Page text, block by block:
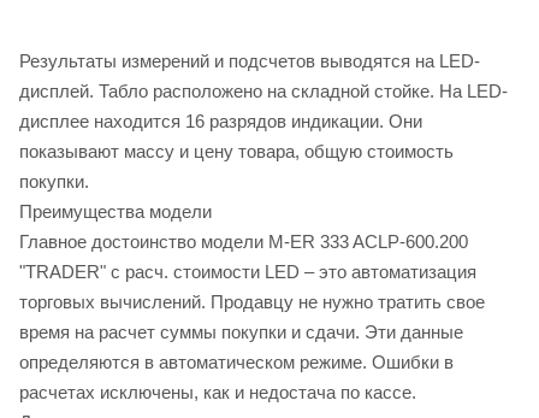
Результаты измерений и подсчетов выводятся на LED-
дисплей. Табло расположено на складной стойке. На LED-
дисплее находится 16 разрядов индикации. Они
показывают массу и цену товара, общую стоимость
покупки.
Преимущества модели
Главное достоинство модели M-ER 333 ACLP-600.200
"TRADER" с расч. стоимости LED – это автоматизация
торговых вычислений. Продавцу не нужно тратить свое
время на расчет суммы покупки и сдачи. Эти данные
определяются в автоматическом режиме. Ошибки в
расчетах исключены, как и недостача по кассе.